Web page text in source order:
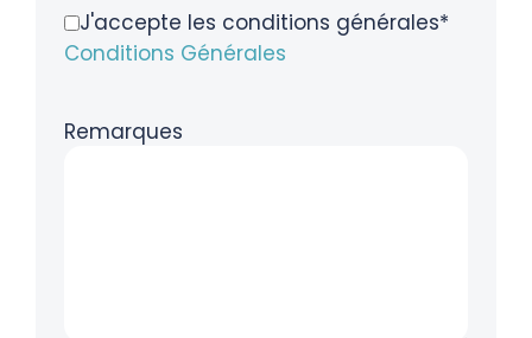
J'accepte les conditions générales*
Conditions Générales
Remarques